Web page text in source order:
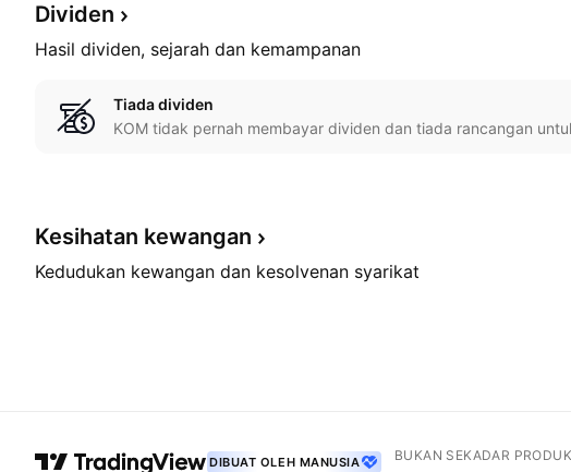
Dividen
Hasil dividen, sejarah dan kemampanan
Tiada dividen
KOM tidak pernah membayar dividen dan tiada rancangan
Kesihatan kewangan
Kedudukan kewangan dan kesolvenan syarikat
DIBUAT OLEH MANUSIA BUKAN SEKADAR PRODUK